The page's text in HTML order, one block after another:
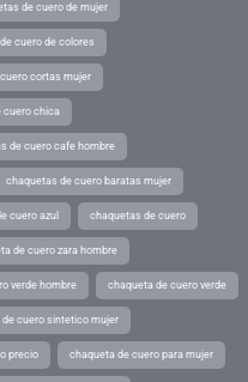
de cuero de mujer
cuero de colores
cortas mujer
cuero chica
de cuero cafe hombre
chaquetas de cuero baratas mujer
cuero azul chaquetas de cuero
de cuero zara hombre
verde hombre chaqueta de cuero verde
de cuero sintetico mujer
precio chaqueta de cuero para mujer